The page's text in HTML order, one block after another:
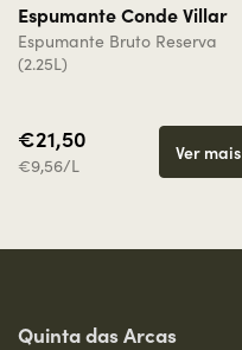
Espumante Conde Villar
Espumante Bruto Reserva
(2.25L)
€21,50
€9,56/L
Ver mais
Quinta das Arcas